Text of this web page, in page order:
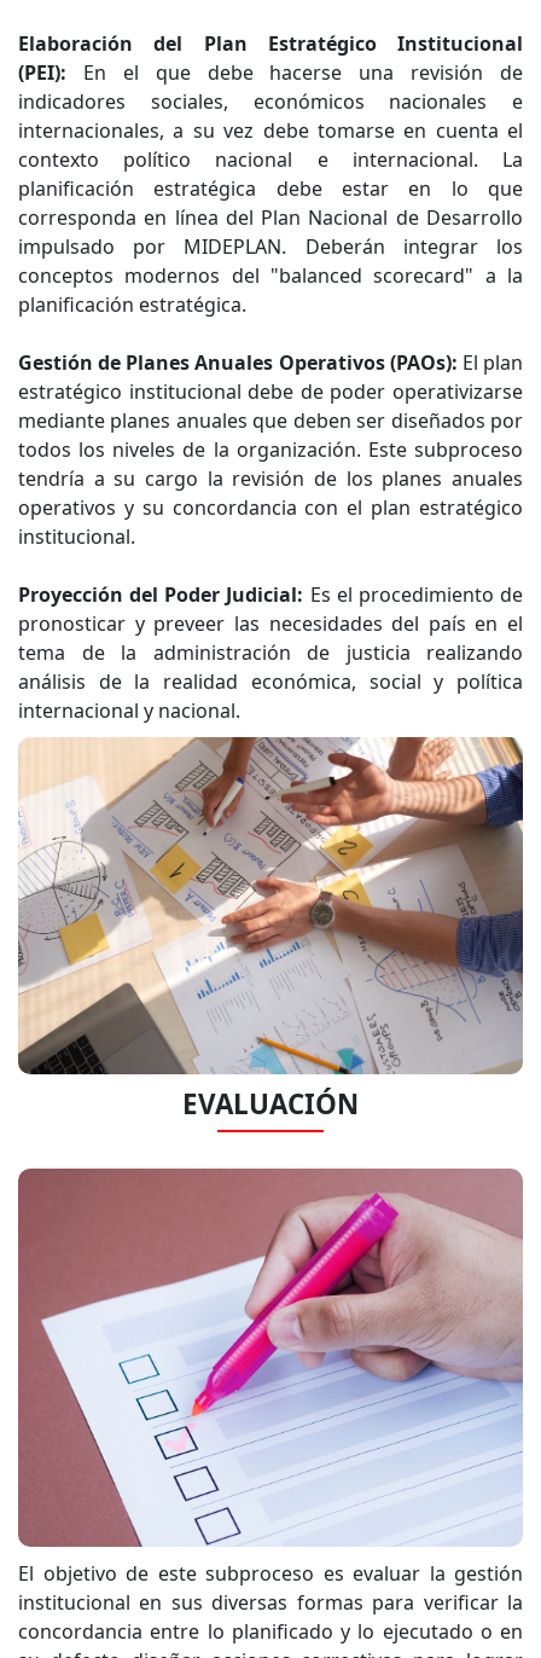
Elaboración del Plan Estratégico Institucional
(PEI): En el que debe hacerse una revisión de
indicadores sociales, económicos nacionales e
internacionales, a su vez debe tomarse en cuenta el
contexto político nacional e internacional. La
planificación estratégica debe estar en lo que
corresponda en línea del Plan Nacional de Desarrollo
impulsado por MIDEPLAN. Deberán integrar los
conceptos modernos del "balanced scorecard" a la
planificación estratégica.
Gestión de Planes Anuales Operativos (PAOs): El plan
estratégico institucional debe de poder operativizarse
mediante planes anuales que deben ser diseñados por
todos los niveles de la organización. Este subproceso
tendría a su cargo la revisión de los planes anuales
operativos y su concordancia con el plan estratégico
institucional.
Proyección del Poder Judicial: Es el procedimiento de
pronosticar y preveer las necesidades del país en el
tema de la administración de justicia realizando
análisis de la realidad económica, social y política
internacional y nacional.
EVALUACIÓN
El objetivo de este subproceso es evaluar la gestión
institucional en sus diversas formas para verificar la
concordancia entre lo planificado y lo ejecutado o en